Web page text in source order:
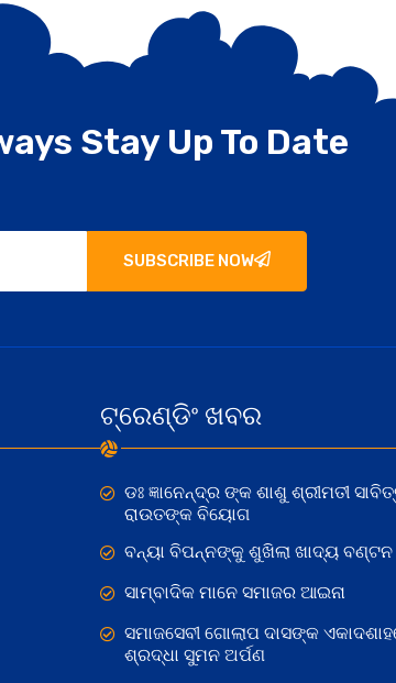
Stay Up To Date
SUBSCRIBE NOW
ଟ୍ରେଣ୍ଡିଂ ଖବର
ଡଃ ଜ୍ଞାନେନ୍ଦ୍ର ଙ୍କ ଶାଶୁ ଶ୍ରୀମତୀ
ରାଉତଙ୍କ ବିୟୋଗ
ବନ୍ୟା ବିପନ୍ନଙ୍କୁ ଶୁଖିଲା ଖାଦ୍ୟ ବଣ୍ଟନ
ସାମ୍ବାଦିକ ମାନେ ସମାଜର ଆଇନା
ସମାଜସେବୀ ଗୋଲାପ ଦାସଙ୍କ
ଶ୍ରଦ୍ଧା ସୁମନ ଅର୍ପଣ